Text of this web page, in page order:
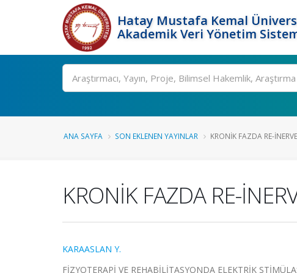
Hatay Mustafa Kemal
Akademik Veri Yönetim
Ara
ANA SAYFA SON EKLENEN YAYINLAR KRONİK FAZDA RE-
KRONİK FAZDA RE-
KARAASLAN Y.
FİZYOTERAPİ VE REHABİLİTASYONDA ELEKTRİK